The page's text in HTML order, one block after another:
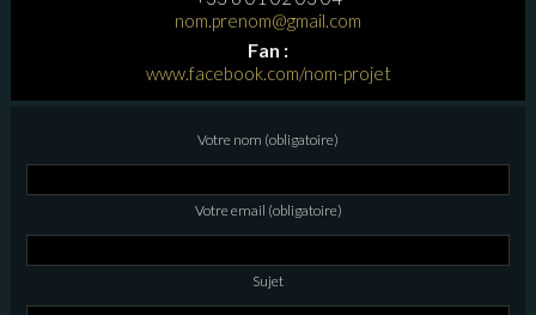
nom.prenom@gmail.com
Fan :
www.facebook.com/nom-projet
Votre nom (obligatoire)
Votre email (obligatoire)
Sujet